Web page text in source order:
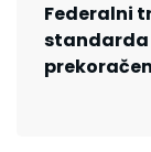
Federalni
standarda